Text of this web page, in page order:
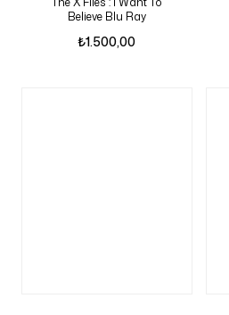
Believe Blu Ray
₺1.500,00